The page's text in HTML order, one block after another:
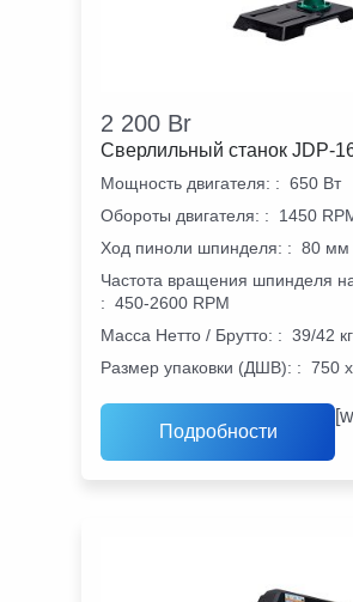
2 200 Br
Сверлильный станок JDP-
Мощность двигателя: : 650 Вт
Обороты двигателя: :
1450
Ход пиноли шпинделя: : 80 мм
Частота вращения шпинделя
: 450-2600 RPM
Масса Нетто / Брутто: : 39/42 кг
Размер упаковки (ДШВ): : 750
Подробности